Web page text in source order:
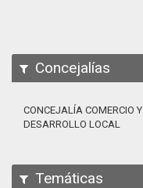
Concejalías
CONCEJALÍA COMERCIO Y
DESARROLLO LOCAL
Temáticas